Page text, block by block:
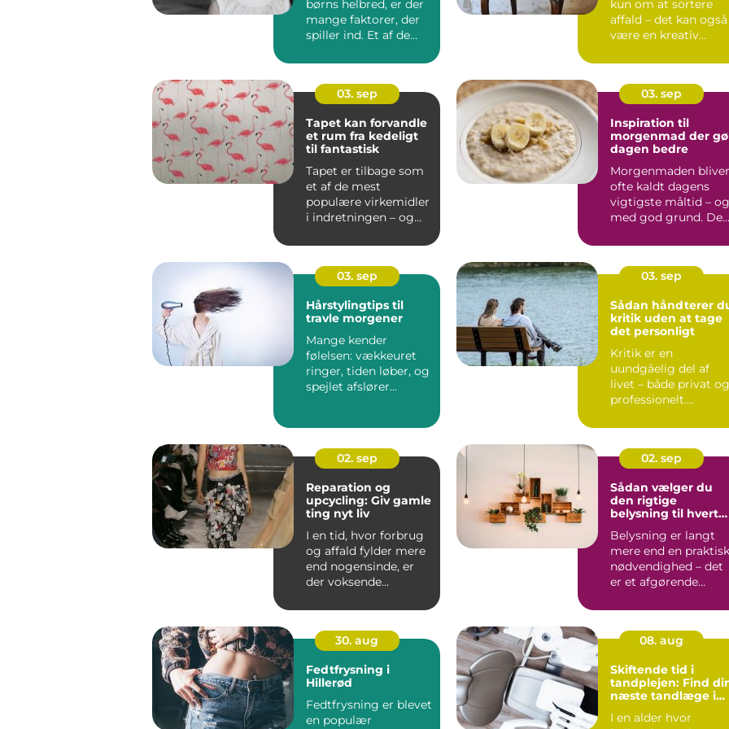
børns helbred, er der
mange faktorer, der
spiller ind. Et af de
kun om at sortere
affald – det kan også
være en kreativ
03. sep
Tapet kan forvandle
et rum fra kedeligt
til fantastisk
Tapet er tilbage som
et af de mest
populære virkemidler
i indretningen – og
03. sep
Inspiration til
morgenmad der
dagen bedre
Morgenmaden bliver
ofte kaldt dagens
vigtigste måltid – og
med god grund. Den
03. sep
Hårstylingtips til
travle morgener
Mange kender
følelsen: vækkeuret
ringer, tiden løber, og
spejlet afslører...
03. sep
Sådan håndterer
kritik uden at tage
det personligt
Kritik er en
uundgåelig del af
livet – både privat og
professionelt.
02. sep
Reparation og
upcycling: Giv gamle
ting nyt liv
I en tid, hvor forbrug
og affald fylder mere
end nogensinde, er
der voksende
t&aeli...
02. sep
Sådan vælger du
den rigtige
belysning til hvert
Belysning er langt
mere end en praktisk
nødvendighed – det
er et afgørende
30. aug
Fedtfrysning i
Hillerød
Fedtfrysning er blevet
en populær
08. aug
Skiftende tid i
tandplejen: Find
næste tandlæge i
I en alder hvor